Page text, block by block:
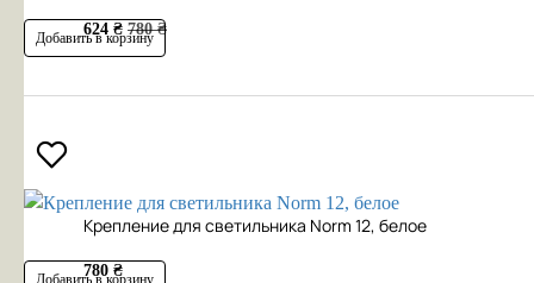
624 ₴ 780 ₴
Добавить в корзину
Крепление для светильника Norm 12, белое
780 ₴